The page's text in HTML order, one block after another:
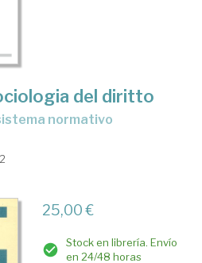
del diritto
sistema normativo
25,00 €
Stock en librería. Envío
en 24/48 horas